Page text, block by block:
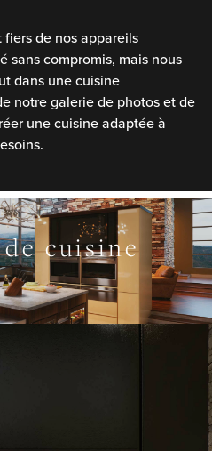
votre loup
fiers de nos appareils
sans compromis, mais nous
dans une cuisine
notre galerie de photos et de
une cuisine adaptée à
cuisine